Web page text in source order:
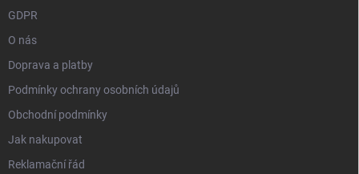
GDPR
O nás
Doprava a platby
Podmínky ochrany osobních údajů
Obchodní podmínky
Jak nakupovat
Reklamační řád